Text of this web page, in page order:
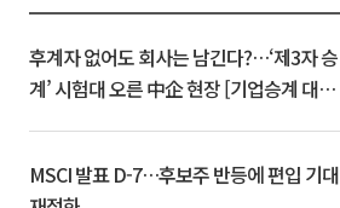
후계자 없어도 회사는 남긴다?…‘제3자 승
계’ 시험대 오른 中企 현장 [기업승계 대전
MSCI 발표 D-7…후보주 반등에 편입 기대